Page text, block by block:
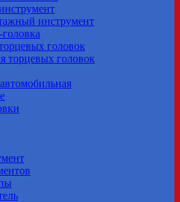
инструмент
головок
торцевых головок